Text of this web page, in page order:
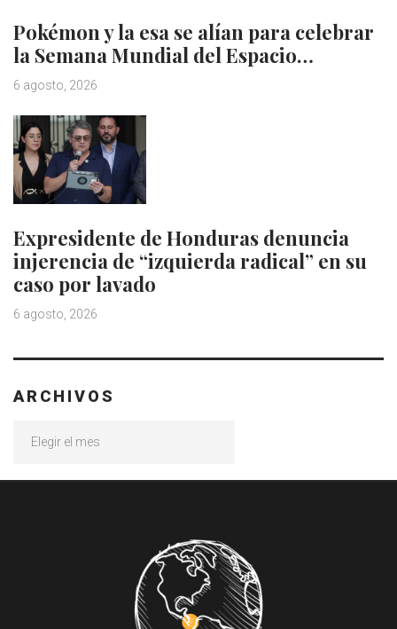
Pokémon y la esa se alían para celebrar
la Semana Mundial del Espacio…
6 agosto, 2026
Expresidente de Honduras denuncia
injerencia de “izquierda radical” en su
caso por lavado
6 agosto, 2026
ARCHIVOS